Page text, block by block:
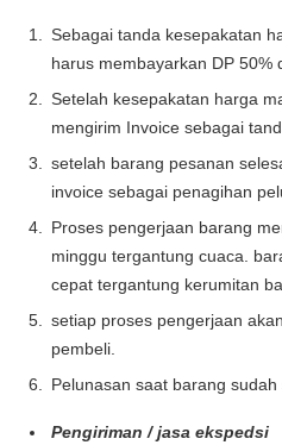
Sebagai tanda kesepakatan
harus membayarkan DP 50%
Setelah kesepakatan harga
mengirim Invoice sebagai
setelah barang pesanan
invoice sebagai penagihan
Proses pengerjaan barang
minggu tergantung cuaca.
cepat tergantung kerumitan
setiap proses pengerjaan
pembeli.
Pelunasan saat barang sudah
Pengiriman / jasa ekspedsi